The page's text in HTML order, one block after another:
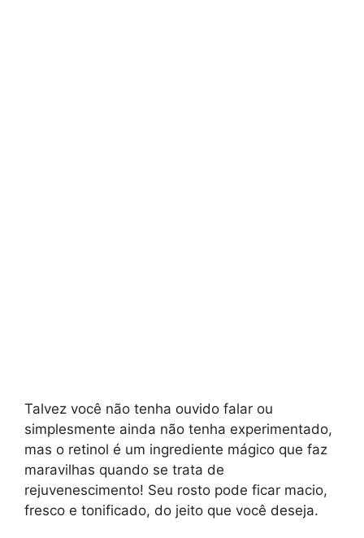
Talvez você não tenha ouvido falar ou
simplesmente ainda não tenha experimentado,
mas o retinol é um ingrediente mágico que faz
maravilhas quando se trata de
rejuvenescimento! Seu rosto pode ficar macio,
fresco e tonificado, do jeito que você deseja.